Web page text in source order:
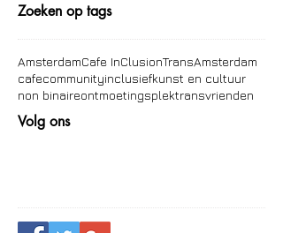
Zoeken op tags
AmsterdamCafe InClusionTransAmsterdam
cafecommunityinclusiefkunst en cultuur
non binaireontmoetingsplektransvrienden
Volg ons